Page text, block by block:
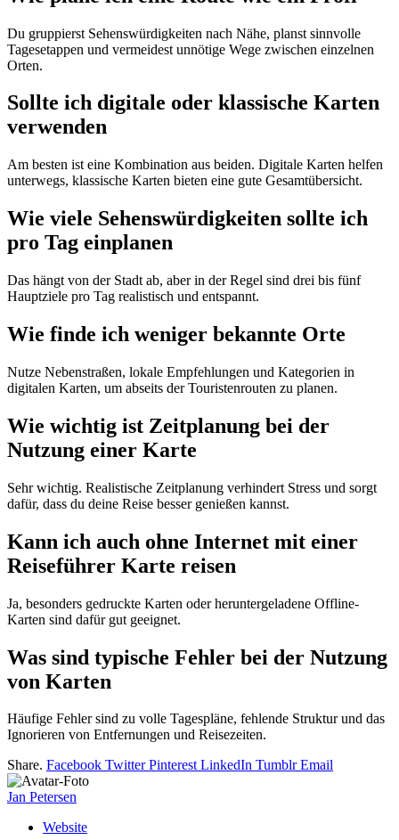
Du gruppierst Sehenswürdigkeiten nach Nähe, planst sinnvolle
Tagesetappen und vermeidest unnötige Wege zwischen einzelnen
Orten.
Sollte ich digitale oder klassische Karten
verwenden
Am besten ist eine Kombination aus beiden. Digitale Karten helfen
unterwegs, klassische Karten bieten eine gute Gesamtübersicht.
Wie viele Sehenswürdigkeiten sollte ich
pro Tag einplanen
Das hängt von der Stadt ab, aber in der Regel sind drei bis fünf
Hauptziele pro Tag realistisch und entspannt.
Wie finde ich weniger bekannte Orte
Nutze Nebenstraßen, lokale Empfehlungen und Kategorien in
digitalen Karten, um abseits der Touristenrouten zu planen.
Wie wichtig ist Zeitplanung bei der
Nutzung einer Karte
Sehr wichtig. Realistische Zeitplanung verhindert Stress und sorgt
dafür, dass du deine Reise besser genießen kannst.
Kann ich auch ohne Internet mit einer
Reiseführer Karte reisen
Ja, besonders gedruckte Karten oder heruntergeladene Offline-
Karten sind dafür gut geeignet.
Was sind typische Fehler bei der Nutzung
von Karten
Häufige Fehler sind zu volle Tagespläne, fehlende Struktur und das
Ignorieren von Entfernungen und Reisezeiten.
Share. Facebook Twitter Pinterest LinkedIn Tumblr Email
Jan Petersen
Website